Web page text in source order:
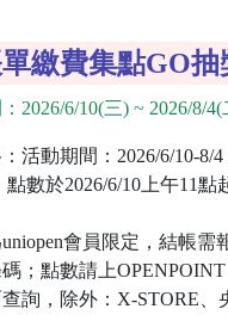
單繳費集點GO抽
2026/6/10(三) ~ 2026/8/4(
活動期間：2026/6/10-8/
點數於2026/6/10上午11點
會員限定，結帳需
；點數請上OPENPOINT
詢，除外：X-STORE、